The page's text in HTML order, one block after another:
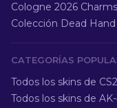
Cologne 2026 Charms
Colección Dead Hand
CATEGORÍAS
Todos los skins de CS2
Todos los skins de